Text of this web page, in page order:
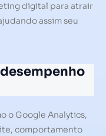
digital para atrair
assim seu
o Google Analytics,
comportamento